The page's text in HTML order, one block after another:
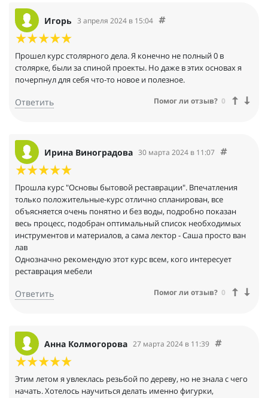
Игорь 3 апреля 2024 в 15:04
Прошел курс столярного дела. Я конечно не полный 0 в
столярке, были за спиной проекты. Но даже в этих основах я
почерпнул для себя что-то новое и полезное.
Ответить Помог ли отзыв? 0
Ирина Виноградова 30 марта 2024 в 11:07
Прошла курс "Основы бытовой реставрации". Впечатления
только положительные-курс отлично спланирован, все
объясняется очень понятно и без воды, подробно показан
весь процесс, подобран оптимальный список необходимых
инструментов и материалов, а сама лектор - Саша просто ван
лав
Однозначно рекомендую этот курс всем, кого интересует
реставрация мебели
Ответить Помог ли отзыв? 0
Анна Колмогорова 27 марта 2024 в 11:39
Этим летом я увлеклась резьбой по дереву, но не знала с чего
начать. Хотелось научиться делать именно фигурки,